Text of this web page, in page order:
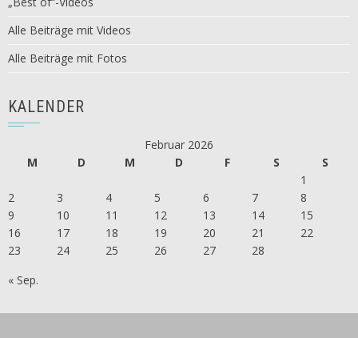
Alle Beiträge mit Videos
Alle Beiträge mit Fotos
KALENDER
Februar 2026
M
D M D F S
S
1
2
3 4 5 6 7
8
9
10 11 12 13 14
15
16
17 18 19 20 21
22
23
24 25 26 27
28
« Sep.